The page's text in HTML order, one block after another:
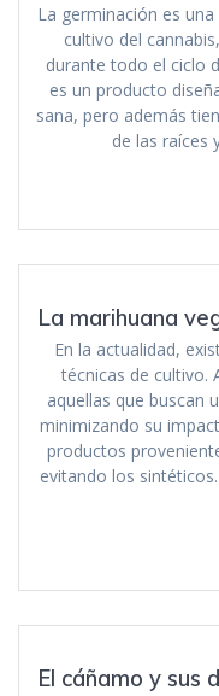
La germinación es
cultivo del
durante todo el ciclo
es un producto
sana, pero además
de las raíces
La marihuana
En la actualidad,
técnicas de cultivo.
aquellas que buscan
minimizando su
productos
evitando los
El cáñamo y sus